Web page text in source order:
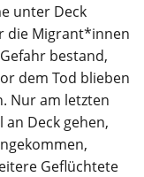
unter Deck
die Migrant*innen
bestand,
dem Tod blieben
Nur am letzten
Deck gehen,
Geflüchtete